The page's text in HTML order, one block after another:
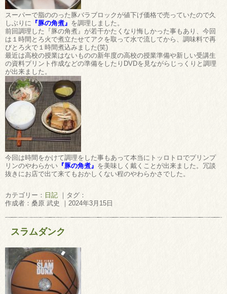
スーパーで脂ののった豚バラブロックが値下げ価格で売っていたので久
しぶりに
『豚の角煮』 を調理しました。
前回調理した『豚の角煮』が若干かたくなり悔しかった事もあり、今回
は１時間とろ火で煮立たせてアクを取って水で流してから、調味料で再
びとろ火で１時間煮込みました(笑)
最近は高校の授業はないものの新年度の高校の授業準備や新しい受講生
の資料プリント作成などの準備をしたりDVDを見ながらじっくりと調理
が出来ました。
今回は時間をかけて調理をした事もあって本当にトッロトロでプリンプ
リンのやわらかい 『豚の角煮』 を美味しく戴くことが出来ました。冗談
抜きにお店で出て来てもおかしくない程のやわらかさでした。
カテゴリー： 日記 ｜タグ：
作成者：桑原 武史 ｜2024年3月15日
スラムダンク